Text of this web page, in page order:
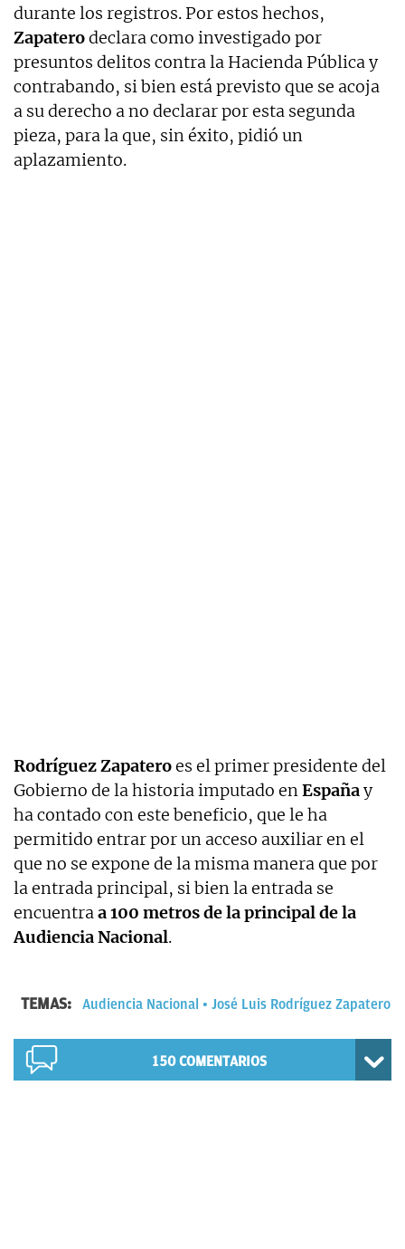
durante los registros. Por estos hechos,
Zapaterodeclara como investigado por
presuntos delitos contra la Hacienda Pública y
contrabando, si bien está previsto que se acoja
a su derecho a no declarar por esta segunda
pieza, para la que, sin éxito, pidió un
aplazamiento.
Rodríguez Zapateroes el primer presidente del
Gobierno de la historia imputado enEspañay
ha contado con este beneficio, que le ha
permitido entrar por un acceso auxiliar en el
que no se expone de la misma manera que por
la entrada principal, si bien la entrada se
encuentraa 100 metros de la principal de la
Audiencia Nacional.
TEMAS: Audiencia Nacional José Luis Rodríguez Zapatero
150COMENTARIOS